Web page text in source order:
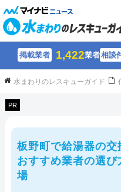
掲載業者 1,422業者相談
水まわりのレスキューガイド
PR
板野町で給湯器の交
おすすめ業者の選び
場